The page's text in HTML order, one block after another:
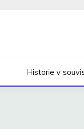
Historie v